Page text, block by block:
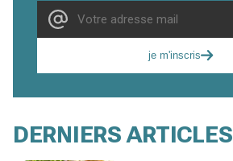
je m'inscris
DERNIERS ARTICLES